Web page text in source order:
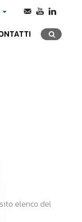
elenco del